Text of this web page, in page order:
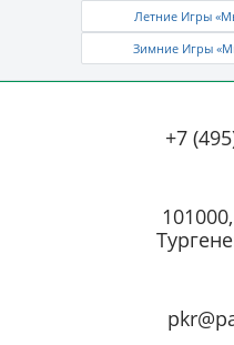
Летние Игры
Зимние Игры
+7